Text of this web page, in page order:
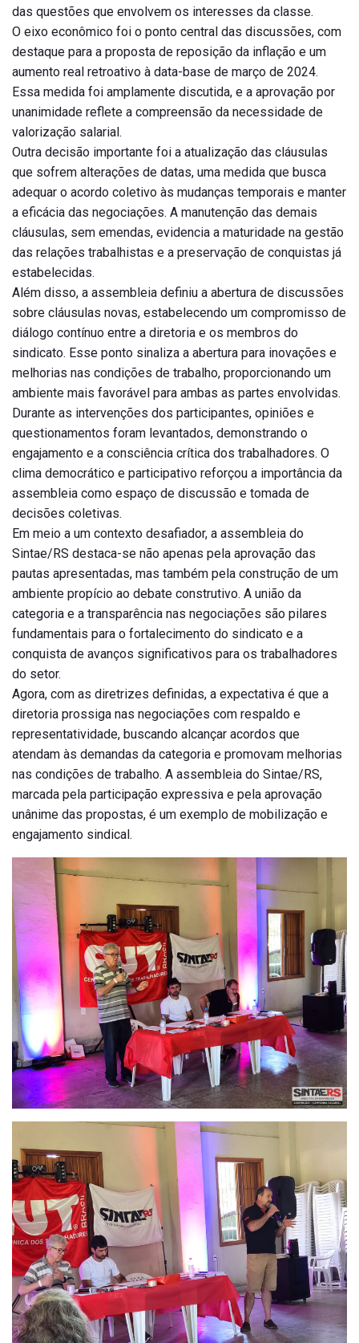
das questões que envolvem os interesses da classe.
O eixo econômico foi o ponto central das discussões, com
destaque para a proposta de reposição da inflação e um
aumento real retroativo à data-base de março de 2024.
Essa medida foi amplamente discutida, e a aprovação por
unanimidade reflete a compreensão da necessidade de
valorização salarial.
Outra decisão importante foi a atualização das cláusulas
que sofrem alterações de datas, uma medida que busca
adequar o acordo coletivo às mudanças temporais e manter
a eficácia das negociações. A manutenção das demais
cláusulas, sem emendas, evidencia a maturidade na gestão
das relações trabalhistas e a preservação de conquistas já
estabelecidas.
Além disso, a assembleia definiu a abertura de discussões
sobre cláusulas novas, estabelecendo um compromisso de
diálogo contínuo entre a diretoria e os membros do
sindicato. Esse ponto sinaliza a abertura para inovações e
melhorias nas condições de trabalho, proporcionando um
ambiente mais favorável para ambas as partes envolvidas.
Durante as intervenções dos participantes, opiniões e
questionamentos foram levantados, demonstrando o
engajamento e a consciência crítica dos trabalhadores. O
clima democrático e participativo reforçou a importância da
assembleia como espaço de discussão e tomada de
decisões coletivas.
Em meio a um contexto desafiador, a assembleia do
Sintae/RS destaca-se não apenas pela aprovação das
pautas apresentadas, mas também pela construção de um
ambiente propício ao debate construtivo. A união da
categoria e a transparência nas negociações são pilares
fundamentais para o fortalecimento do sindicato e a
conquista de avanços significativos para os trabalhadores
do setor.
Agora, com as diretrizes definidas, a expectativa é que a
diretoria prossiga nas negociações com respaldo e
representatividade, buscando alcançar acordos que
atendam às demandas da categoria e promovam melhorias
nas condições de trabalho. A assembleia do Sintae/RS,
marcada pela participação expressiva e pela aprovação
unânime das propostas, é um exemplo de mobilização e
engajamento sindical.